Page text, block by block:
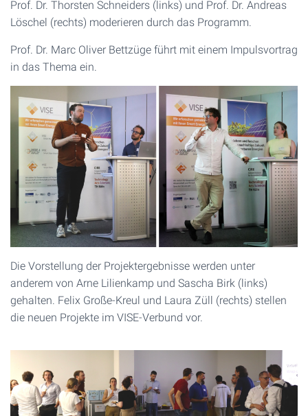
Prof. Dr. Thorsten Schneiders (links) und Prof. Dr. Andreas
Löschel (rechts) moderieren durch das Programm.
Prof. Dr. Marc Oliver Bettzüge führt mit einem Impulsvortrag
in das Thema ein.
Die Vorstellung der Projektergebnisse werden unter
anderem von Arne Lilienkamp und Sascha Birk (links)
gehalten. Felix Große-Kreul und Laura Züll (rechts) stellen
die neuen Projekte im VISE-Verbund vor.